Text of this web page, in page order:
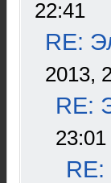
22:41
RE:
2013,
RE:
23:01
RE: